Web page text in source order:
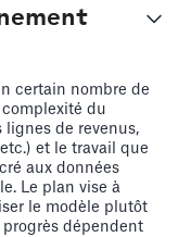
certain nombre de
du
de revenus,
et le travail que
aux données
Le plan vise à
le modèle plutôt
dépendent